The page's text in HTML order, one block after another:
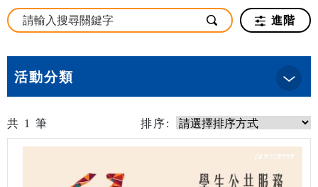
進階
活動分類
共 1 筆 排序: